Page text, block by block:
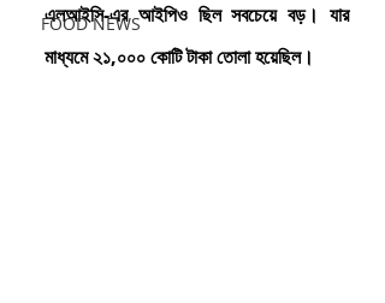
FOOD NEWS
এলআইসি-এর আইপিও ছিল সবচেয়ে বড়। যার
মাধ্যমে ২১,০০০ কোটি টাকা তোলা হয়েছিল।